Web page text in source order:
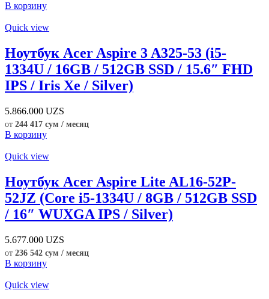
В корзину
Quick view
Ноутбук Acer Aspire 3 A325-53 (i5-
1334U / 16GB / 512GB SSD / 15.6″ FHD
IPS / Iris Xe / Silver)
5.866.000 UZS
от 244 417 сум / месяц
В корзину
Quick view
Ноутбук Acer Aspire Lite AL16-52P-
52JZ (Core i5-1334U / 8GB / 512GB SSD
/ 16″ WUXGA IPS / Silver)
5.677.000 UZS
от 236 542 сум / месяц
В корзину
Quick view